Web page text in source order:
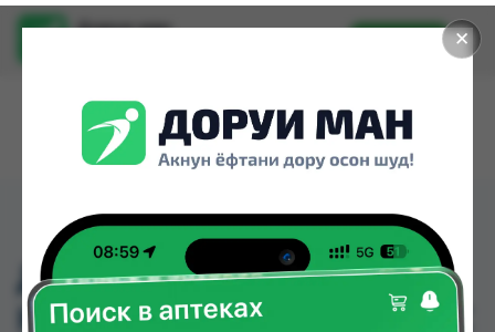
✕
Доруи ман
Установить
ДЕТСКИЕ КУСАЧКИ-
КЛИПЕР ДЛЯ НОГТЕЙ С